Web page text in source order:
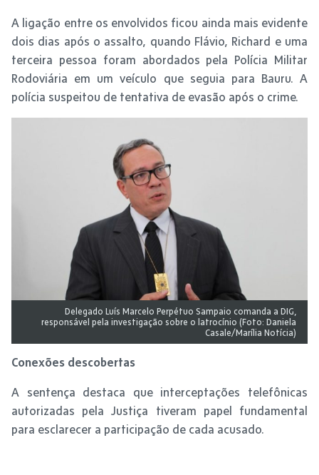
A ligação entre os envolvidos ficou ainda mais evidente
dois dias após o assalto, quando Flávio, Richard e uma
terceira pessoa foram abordados pela Polícia Militar
Rodoviária em um veículo que seguia para Bauru. A
polícia suspeitou de tentativa de evasão após o crime.
Delegado Luís Marcelo Perpétuo Sampaio comanda a DIG,
responsável pela investigação sobre o latrocínio (Foto: Daniela
Casale/Marília Notícia)
Conexões descobertas
A sentença destaca que interceptações telefônicas
autorizadas pela Justiça tiveram papel fundamental
para esclarecer a participação de cada acusado.